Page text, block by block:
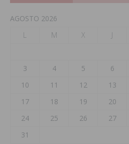
AGOSTO 2026
L
M X J
3
4 5 6
10
11 12 13
17
18 19 20
24
25 26 27
31